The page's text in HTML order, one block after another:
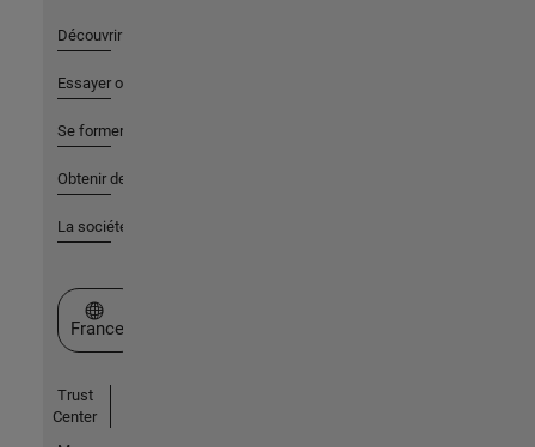
Découvrir les produits
Essayer ou acheter
Se former
Obtenir de l'aide
La société
Sélectionner un site web
France
Trust
Center